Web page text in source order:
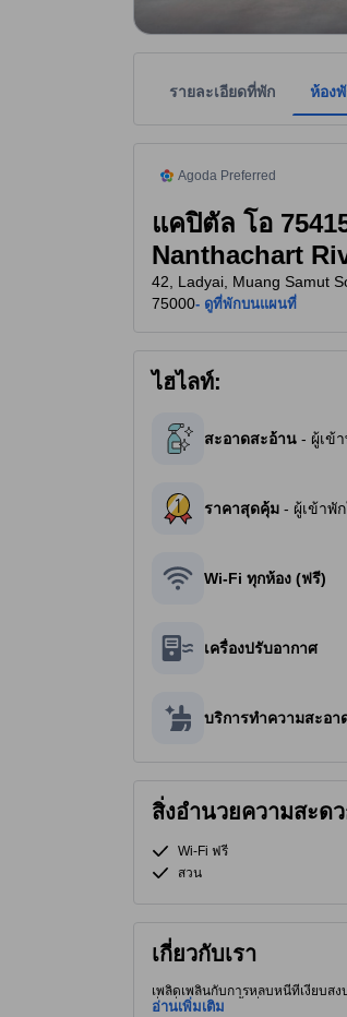
รายละเอียดที่พัก ห้อง
Agoda Preferred
แคปิตัล โอ
Nanthachart
42, Ladyai, Muang Samut
75000- ดูที่พักบนแผนที่
ไฮไลท์:
สะอาดสะอ้าน - ผู้เข้
ราคาสุดคุ้ม - ผู้เข้าพั
Wi-Fi ทุกห้อง (ฟรี)
เครื่องปรับอากาศ
บริการทำความสะอา
สิ่งอำนวยความสะด
Wi-Fi ฟรี
สวน
เกี่ยวกับเรา
เพลิดเพลินกับการหลบหนีที่เงียบส
ดื่มด่ำกับตลาดน้ำที่มีชีวิตชีวาและป่
อ่านเพิ่มเติม